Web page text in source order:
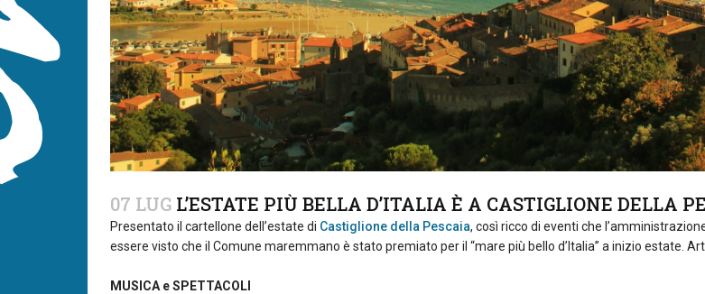
07 LUG L’ESTATE PIÙ BELLA D’ITALIA È A CASTIGLIONE DELLA
Presentato il cartellone dell’estate di Castiglione della Pescaia, così ricco di eventi che
essere visto che il Comune maremmano è stato premiato per il “mare più bello d’Italia” a inizio estate.
MUSICA e SPETTACOLI